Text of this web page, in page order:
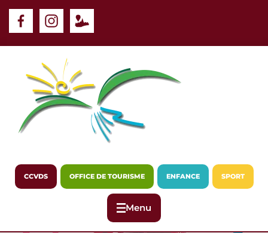
CCVDS OFFICE DE TOURISME ENFANCE SPORT
Menu
Panneau de gestion des cookies